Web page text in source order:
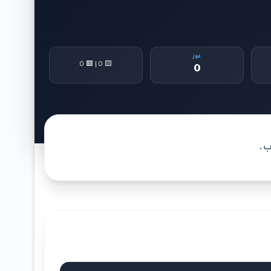
فوز
0
🟨 0 | 🟥 0